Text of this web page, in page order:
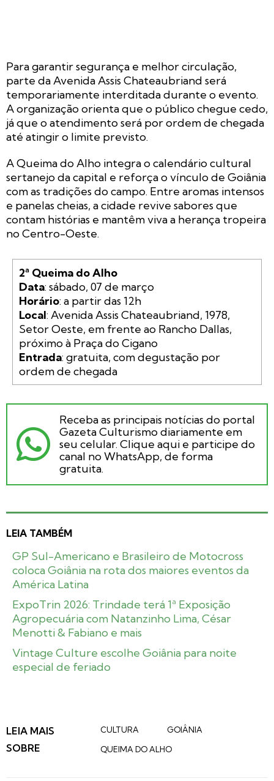
Para garantir segurança e melhor circulação,
parte da Avenida Assis Chateaubriand será
temporariamente interditada durante o evento.
A organização orienta que o público chegue cedo,
já que o atendimento será por ordem de chegada
até atingir o limite previsto.
A Queima do Alho integra o calendário cultural
sertanejo da capital e reforça o vínculo de Goiânia
com as tradições do campo. Entre aromas intensos
e panelas cheias, a cidade revive sabores que
contam histórias e mantêm viva a herança tropeira
no Centro-Oeste.
2ª Queima do Alho
Data
Horário
Local: Avenida Assis Chateaubriand, 1978,
Setor Oeste, em frente ao Rancho Dallas,
Entrada: gratuita, com degustação por
Receba as principais notícias do portal
Gazeta Culturismo diariamente em
seu celular. Clique aqui e participe do
canal no WhatsApp, de forma
gratuita.
LEIA TAMBÉM
GP Sul-Americano e Brasileiro de Motocross
coloca Goiânia na rota dos maiores eventos da
América Latina
ExpoTrin 2026: Trindade terá 1ª Exposição
Agropecuária com Natanzinho Lima, César
Menotti & Fabiano e mais
Vintage Culture escolhe Goiânia para noite
especial de feriado
LEIA MAIS
SOBRE
CULTURA
GOIÂNIA
QUEIMA DO ALHO